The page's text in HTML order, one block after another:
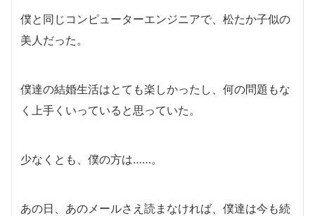
僕と同じコンピューターエンジニアで、松たか子似の
美人だった。
僕達の結婚生活はとても楽しかったし、何の問題もな
く上手くいっていると思っていた。
少なくとも、僕の方は……。
あの日、あのメールさえ読まなければ、僕達は今も続